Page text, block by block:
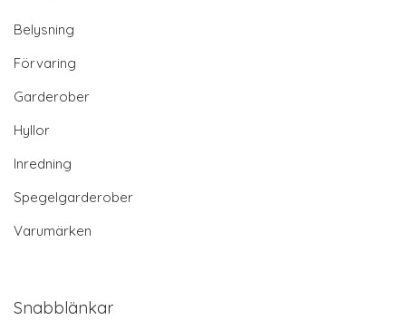
Belysning
Förvaring
Garderober
Hyllor
Inredning
Spegelgarderober
Varumärken
Snabblänkar